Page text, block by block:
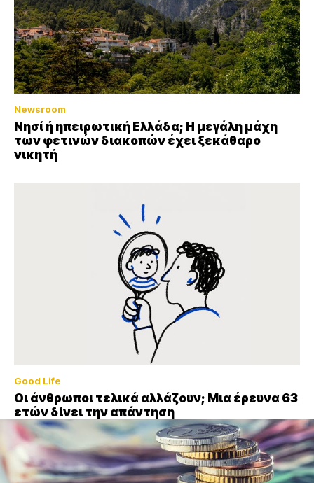
Newsroom
Νησί ή ηπειρωτική Ελλάδα; Η μεγάλη μάχη
των φετινών διακοπών έχει ξεκάθαρο
νικητή
Good Life
Οι άνθρωποι τελικά αλλάζουν; Μια έρευνα 63
ετών δίνει την απάντηση